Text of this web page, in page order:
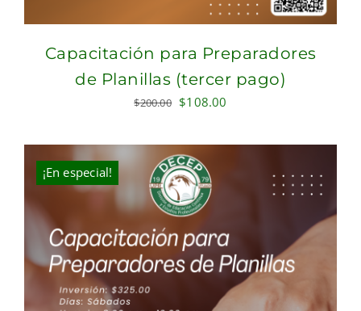
Capacitación para Preparadores
de Planillas (tercer pago)
$200.00 Original
was:
$200.00.
$108.00
is:
¡En especial!